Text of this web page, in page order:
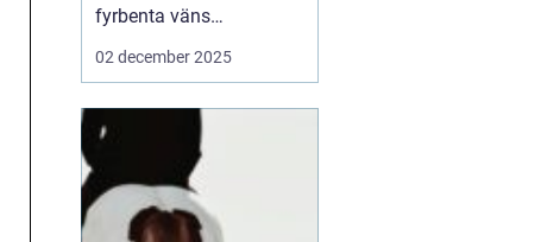
fyrbenta väns
välmående. En
02 december 2025